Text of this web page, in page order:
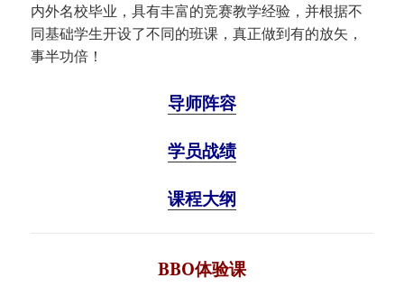
内外名校毕业，具有丰富的竞赛教学经验，并根据不
同基础学生开设了不同的班课，真正做到有的放矢，
事半功倍！
导师阵容
学员战绩
课程大纲
BBO体验课